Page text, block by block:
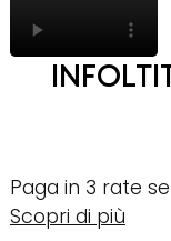
Paga in 3 rate
Scopri di più